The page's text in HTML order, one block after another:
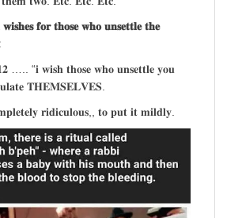
𝐟𝐨𝐫 𝐭𝐡𝐨𝐬𝐞 𝐰𝐡𝐨 𝐮𝐧𝐬𝐞𝐭𝐭𝐥𝐞 𝐭𝐡𝐞
….. “𝐢 𝐰𝐢𝐬𝐡 𝐭𝐡𝐨𝐬𝐞 𝐰𝐡𝐨 𝐮𝐧𝐬𝐞𝐭𝐭𝐥𝐞 𝐲𝐨𝐮
𝐓𝐇𝐄𝐌𝐒𝐄𝐋𝐕𝐄𝐒.
𝐫𝐢𝐝𝐢𝐜𝐮𝐥𝐨𝐮𝐬,, 𝐭𝐨 𝐩𝐮𝐭 𝐢𝐭 𝐦𝐢𝐥𝐝𝐥𝐲.